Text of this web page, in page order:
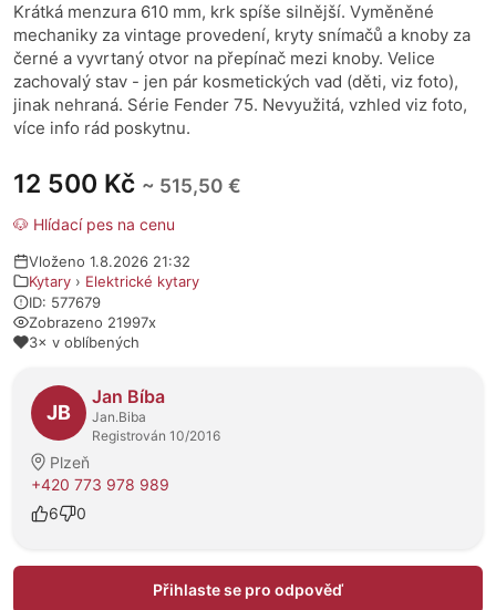
12 500 Kč ~ 515,50 €
🐶 Hlídací pes na cenu
Vloženo 1.8.2026 21:32
Kytary › Elektrické kytary
ID: 577679
Zobrazeno 21997x
3× v oblíbených
O prodejci
JB
Jan Bíba
Jan.Biba
Registrován 10/2016
Plzeň
+420 773 978 989
6
0
Přihlaste se pro odpověď
Krátká menzura 610 mm, krk spíše silnější. Vyměněné
mechaniky za vintage provedení, kryty snímačů a knoby za
černé a vyvrtaný otvor na přepínač mezi knoby. Velice
zachovalý stav - jen pár kosmetických vad (děti, viz foto),
jinak nehraná. Série Fender 75. Nevyužitá, vzhled viz foto,
více info rád poskytnu.